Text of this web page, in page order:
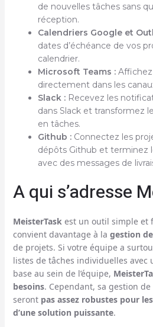
de nouvelles tâches sans
réception.
Calendriers Google et
dates d’échéance de vos
calendrier.
Microsoft Teams :Affichez
directement dans les
Slack :Recevez les
dans Slack et transformez
en tâches.
Github :Connectez les
dépôts Github et terminez
avec des messages de
A qui s’adresse
MeisterTask est un outil simple et
convient davantage à la gestion
de projets. Si votre équipe a
listes de tâches individuelles avec
base au sein de l’équipe,
besoins. Cependant, sa gestion
seront pas assez robustes pour
d’une solution puissante.